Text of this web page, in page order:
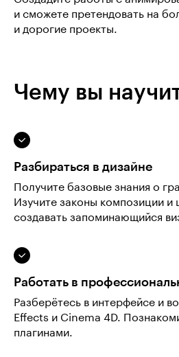
и сможете претендовать на
и дорогие проекты.
Чему вы
Разбираться в дизайне
Получите базовые знания о
Изучите законы композиции и
создавать запоминающийся
Работать в
Разберётесь в интерфейсе и
Effects и Cinema 4D.
плагинами.